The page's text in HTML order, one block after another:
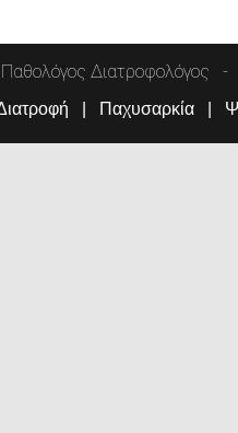
Διατροφολόγος
Παχυσαρκία